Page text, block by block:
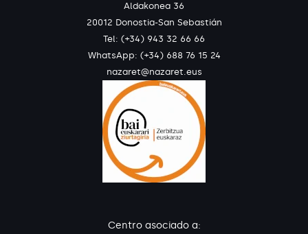
Aldakonea 36
20012 Donostia-San Sebastián
Tel: (+34) 943 32 66 66
WhatsApp: (+34) 688 76 15 24
nazaret@nazaret.eus
Centro asociado a: